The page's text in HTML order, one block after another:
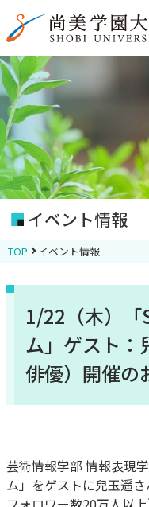
イベント情報
TOP イベント情報
1/22（木）「
ム」ゲスト：
俳優）開催の
芸術情報学部 情報表現
ム」をゲストに兒玉遥